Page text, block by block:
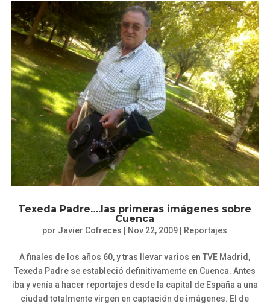
Texeda Padre….las primeras imágenes sobre
Cuenca
por Javier Cofreces Nov 22, 2009 Reportajes
A finales de los años 60, y tras llevar varios en TVE Madrid,
Texeda Padre se estableció definitivamente en Cuenca. Antes
iba y venía a hacer reportajes desde la capital de España a una
ciudad totalmente virgen en captación de imágenes. El de